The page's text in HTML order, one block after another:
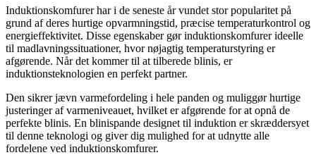
Induktionskomfurer har i de seneste år vundet stor popularitet på
grund af deres hurtige opvarmningstid, præcise temperaturkontrol og
energieffektivitet. Disse egenskaber gør induktionskomfurer ideelle
til madlavningssituationer, hvor nøjagtig temperaturstyring er
afgørende. Når det kommer til at tilberede blinis, er
induktionsteknologien en perfekt partner.
Den sikrer jævn varmefordeling i hele panden og muliggør hurtige
justeringer af varmeniveauet, hvilket er afgørende for at opnå de
perfekte blinis. En blinispande designet til induktion er skræddersyet
til denne teknologi og giver dig mulighed for at udnytte alle
fordelene ved induktionskomfurer.